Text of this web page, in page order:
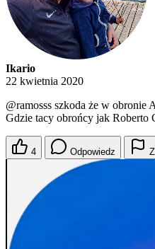
Ikario
22 kwietnia 2020
@ramosss szkoda że w obronie
Gdzie tacy obrońcy jak Roberto
4 Odpowiedz